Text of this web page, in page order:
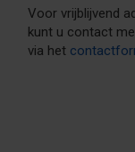
Voor vrijblijvend
kunt u contact
via het